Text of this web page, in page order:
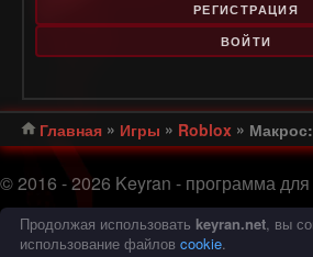
РЕГИСТРАЦИЯ
ВОЙТИ
Главная » Игры » Roblox »
© 2016 - 2026 Keyran - программа для
макросов |Соглашение с
конфиденциальности |Карта сайта